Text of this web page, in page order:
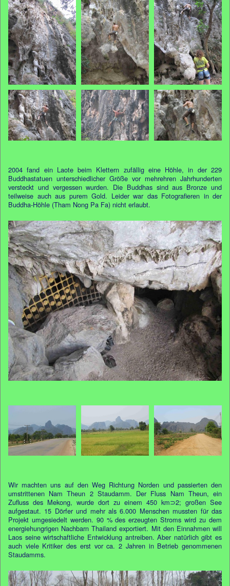
2004 fand ein Laote beim Klettern zufällig eine Höhle, in der 229
Buddhastatuen unterschiedlicher Größe vor mehrehren Jahrhunderten
versteckt und vergessen wurden. Die Buddhas sind aus Bronze und
teilweise auch aus purem Gold. Leider war das Fotografieren in der
Buddha-Höhle (Tham Nong Pa Fa) nicht erlaubt.
Wir machten uns auf den Weg Richtung Norden und passierten den
umstrittenen Nam Theun 2 Staudamm. Der Fluss Nam Theun, ein
Zufluss des Mekong, wurde dort zu einem 450 km⊃2; großen See
aufgestaut. 15 Dörfer und mehr als 6.000 Menschen mussten für das
Projekt umgesiedelt werden. 90 % des erzeugten Stroms wird zu dem
energiehungrigen Nachbarn Thailand exportiert. Mit den Einnahmen will
Laos seine wirtschaftliche Entwicklung antreiben. Aber natürlich gibt es
auch viele Kritiker des erst vor ca. 2 Jahren in Betrieb genommenen
Staudamms.